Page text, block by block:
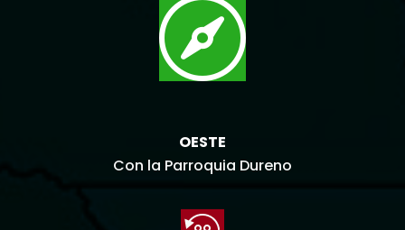

OESTE
Con la Parroquia Dureno